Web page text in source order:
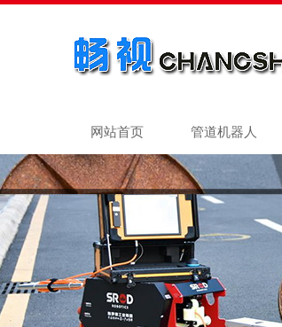
网站首页 管道机器人